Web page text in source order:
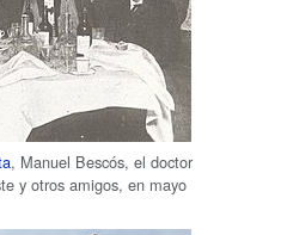
, Manuel Bescós, el doctor
y otros amigos, en mayo